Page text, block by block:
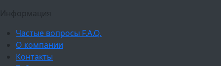
Информация
Частые вопросы F.A.Q.
О компании
Контакты